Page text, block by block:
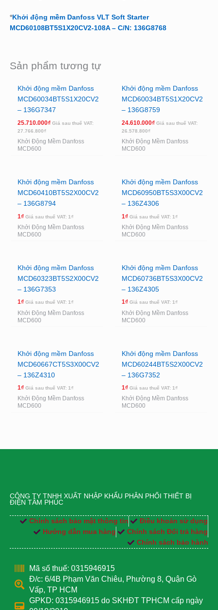
* Khởi động mềm Danfoss VLT Soft Starter
MCD60108BT5S1X20CV2-108A – C/N: 136G8768
Sản phẩm tương tự
Khởi động mềm Danfoss
MCD60034BT5S1X20CV2
– 136G7347
25.710.000₫ Giá sau thuế VAT:
27.766.800₫
Khởi Động Mềm Danfoss
MCD600
Khởi động mềm Danfoss
MCD60034BT5S1X20CV2
– 136G8759
24.610.000₫ Giá sau thuế VAT:
26.578.800₫
Khởi Động Mềm Danfoss
MCD600
Khởi động mềm Danfoss
MCD60410BT5S2X00CV2
– 136G8794
1₫ Giá sau thuế VAT: 1₫
Khởi Động Mềm Danfoss
MCD600
Khởi động mềm Danfoss
MCD60950BT5S3X00CV2
– 136Z4306
1₫ Giá sau thuế VAT: 1₫
Khởi Động Mềm Danfoss
MCD600
Khởi động mềm Danfoss
MCD60323BT5S2X00CV2
– 136G7353
1₫ Giá sau thuế VAT:1₫
Khởi Động Mềm Danfoss
MCD600
Khởi động mềm Danfoss
MCD60736BT5S3X00CV2
– 136Z4305
1₫ Giá sau thuế VAT:1₫
Khởi Động Mềm Danfoss
MCD600
Khởi động mềm Danfoss
MCD60667CT5S3X00CV2
– 136Z4310
1₫ Giá sau thuế VAT:1₫
Khởi Động Mềm Danfoss
MCD600
Khởi động mềm Danfoss
MCD60244BT5S2X00CV2
– 136G7352
1₫ Giá sau thuế VAT:1₫
Khởi Động Mềm Danfoss
MCD600
CÔNG TY TNHH XUẤT NHẬP KHẨU PHÂN PHỐI THIẾT BỊ
ĐIỆN TÂM PHÚC
Chính sách bảo mật thông tin
Điều khoản sử dụng
Hướng dẫn mua hàng
Chính sách Đổi trả hàng
Chính sách bảo hành
Mã số thuế: 0315946915
Đ/c: 6/4B Phạm Văn Chiêu, Phường 8, Quận Gò
Vấp, TP HCM
GPKD: 0315946915 do SKHĐT TPHCM cấp ngày